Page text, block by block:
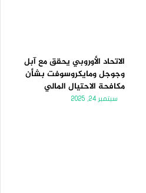
الاتحاد الأوروبي يحقق مع آبل
وجوجل ومايكروسوفت بشأن
مكافحة الاحتيال المالي
سبتمبر 24, 2025